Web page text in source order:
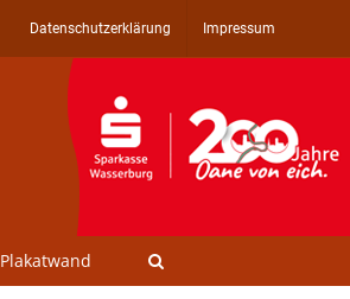
Datenschutzerklärung Impressum
Plakatwand